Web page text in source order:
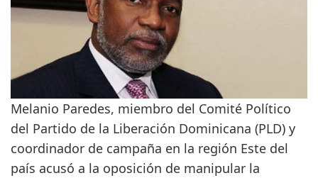
Melanio Paredes, miembro del Comité Político
del Partido de la Liberación Dominicana (PLD) y
coordinador de campaña en la región Este del
país acusó a la oposición de manipular la